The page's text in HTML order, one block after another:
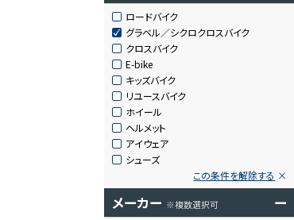
ロードバイク
グラベル／シクロクロスバイク
クロスバイク
E-bike
キッズバイク
リユースバイク
ホイール
ヘルメット
アイウェア
シューズ
この条件を解除する
メーカー ※複数選択可 ー